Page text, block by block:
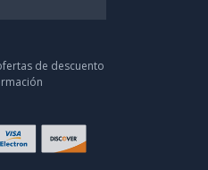
de descuento